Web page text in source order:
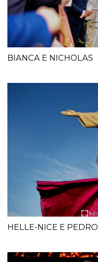
BIANCA E NICHOLAS
HELLE-NICE E PEDRO